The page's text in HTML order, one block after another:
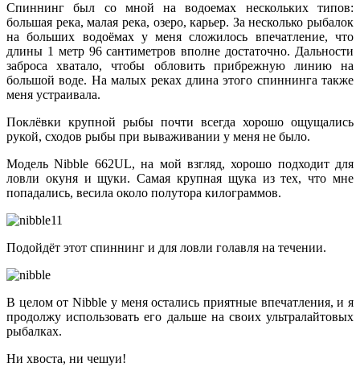
Спиннинг был со мной на водоемах нескольких типов:
большая река, малая река, озеро, карьер. За несколько рыбалок
на больших водоёмах у меня сложилось впечатление, что
длины 1 метр 96 сантиметров вполне достаточно. Дальности
заброса хватало, чтобы обловить прибрежную линию на
большой воде. На малых реках длина этого спиннинга также
меня устраивала.
Поклёвки крупной рыбы почти всегда хорошо ощущались
рукой, сходов рыбы при вываживании у меня не было.
Модель Nibble 662UL, на мой взгляд, хорошо подходит для
ловли окуня и щуки. Самая крупная щука из тех, что мне
попадались, весила около полутора килограммов.
Подойдёт этот спиннинг и для ловли голавля на течении.
В целом от Nibble у меня остались приятные впечатления, и я
продолжу использовать его дальше на своих ультралайтовых
рыбалках.
Ни хвоста, ни чешуи!